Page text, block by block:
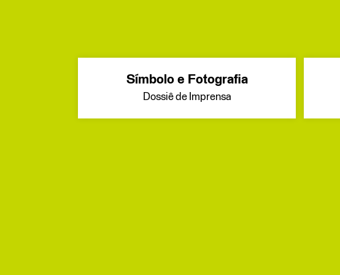
Símbolo e Fotografia
Dossiê de Imprensa